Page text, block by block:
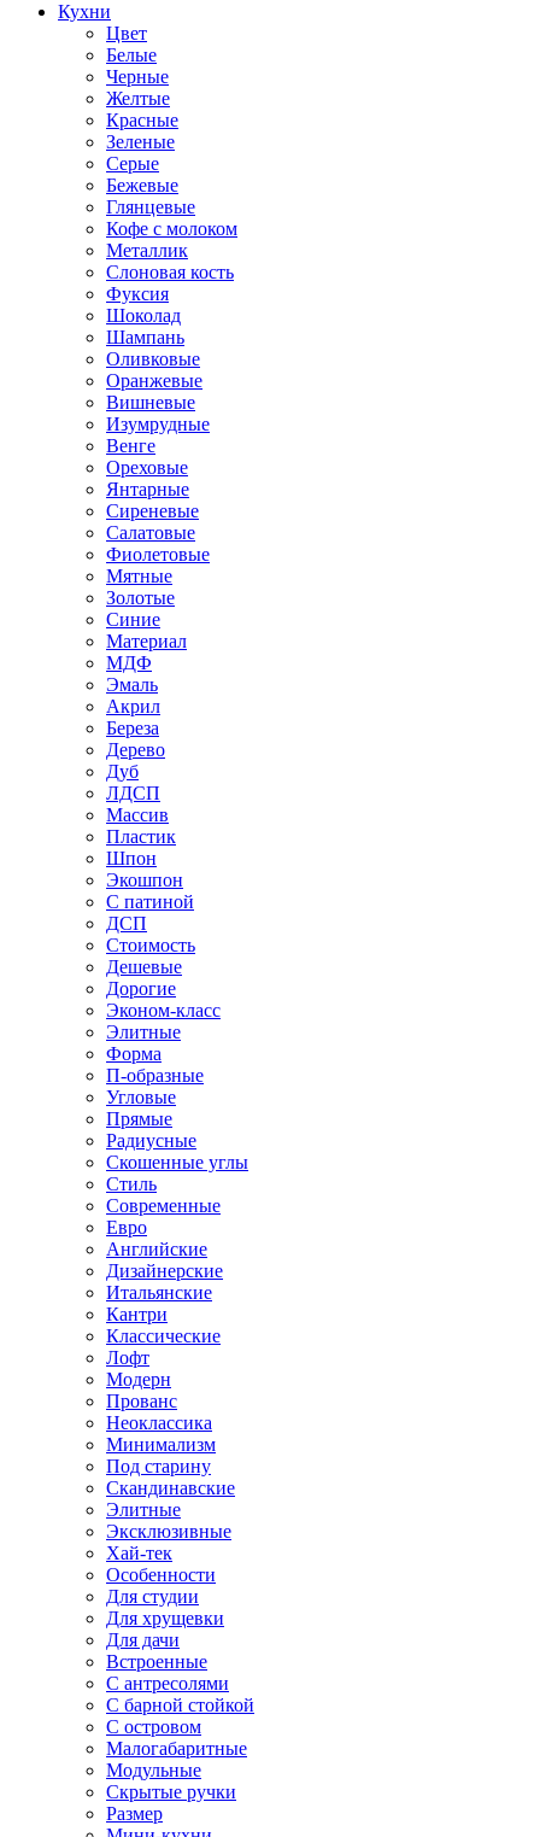
Кухни
Цвет
Белые
Черные
Желтые
Красные
Зеленые
Серые
Бежевые
Глянцевые
Кофе с молоком
Металлик
Слоновая кость
Фуксия
Шоколад
Шампань
Оливковые
Оранжевые
Вишневые
Изумрудные
Венге
Ореховые
Янтарные
Сиреневые
Салатовые
Фиолетовые
Мятные
Золотые
Синие
Материал
МДФ
Эмаль
Акрил
Береза
Дерево
Дуб
ЛДСП
Массив
Пластик
Шпон
Экошпон
С патиной
ДСП
Стоимость
Дешевые
Дорогие
Эконом-класс
Элитные
Форма
П-образные
Угловые
Прямые
Радиусные
Скошенные углы
Стиль
Современные
Евро
Английские
Дизайнерские
Итальянские
Кантри
Классические
Лофт
Модерн
Прованс
Неоклассика
Минимализм
Под старину
Скандинавские
Элитные
Эксклюзивные
Хай-тек
Особенности
Для студии
Для хрущевки
Для дачи
Встроенные
С антресолями
С барной стойкой
С островом
Малогабаритные
Модульные
Скрытые ручки
Размер